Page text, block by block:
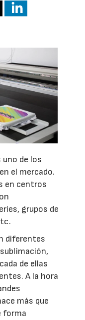
de los
el mercado.
en centros
grupos de
diferentes
de ellas
A la hora
más que
forma